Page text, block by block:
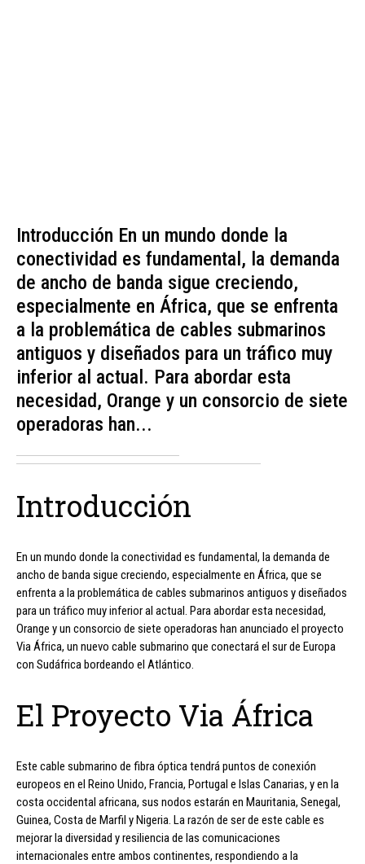
Introducción En un mundo donde la
conectividad es fundamental, la demanda
de ancho de banda sigue creciendo,
especialmente en África, que se enfrenta
a la problemática de cables submarinos
antiguos y diseñados para un tráfico muy
inferior al actual. Para abordar esta
necesidad, Orange y un consorcio de siete
operadoras han...
Introducción
En un mundo donde la conectividad es fundamental, la demanda de
ancho de banda sigue creciendo, especialmente en África, que se
enfrenta a la problemática de cables submarinos antiguos y diseñados
para un tráfico muy inferior al actual. Para abordar esta necesidad,
Orange y un consorcio de siete operadoras han anunciado el proyecto
Via África, un nuevo cable submarino que conectará el sur de Europa
con Sudáfrica bordeando el Atlántico.
El Proyecto Via África
Este cable submarino de fibra óptica tendrá puntos de conexión
europeos en el Reino Unido, Francia, Portugal e Islas Canarias, y en la
costa occidental africana, sus nodos estarán en Mauritania, Senegal,
Guinea, Costa de Marfil y Nigeria. La razón de ser de este cable es
mejorar la diversidad y resiliencia de las comunicaciones
internacionales entre ambos continentes, respondiendo a la